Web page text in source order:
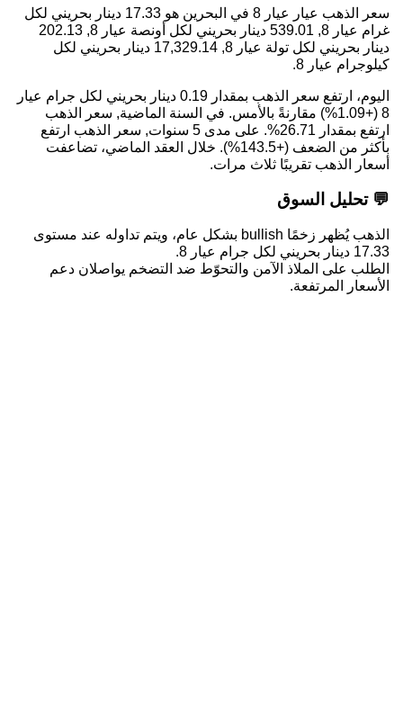
سعر الذهب عيار عيار 8 في البحرين هو 17.33 دينار بحريني لكل
غرام عيار 8,
539.01 دينار بحريني لكل أونصة عيار 8,
202.13
دينار بحريني لكل تولة عيار 8,
17,329.14 دينار بحريني لكل
كيلوجرام عيار 8.
اليوم، ارتفع سعر الذهب بمقدار 0.19 دينار بحريني لكل جرام عيار
8 (+1.09%) مقارنةً بالأمس. في السنة الماضية, سعر الذهب
ارتفع بمقدار 26.71%. على مدى 5 سنوات, سعر الذهب ارتفع
بأكثر من الضعف (+143.5%). خلال العقد الماضي، تضاعفت
أسعار الذهب تقريبًا ثلاث مرات.
💬 تحليل السوق
الذهب يُظهر زخمًا bullish بشكل عام، ويتم تداوله عند مستوى
17.33 دينار بحريني لكل جرام عيار 8.
الطلب على الملاذ الآمن والتحوّط ضد التضخم يواصلان دعم
الأسعار المرتفعة.